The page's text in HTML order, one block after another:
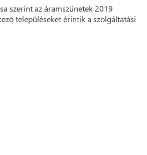
szerint az áramszünetek 2019
településeket érintik a szolgáltatási